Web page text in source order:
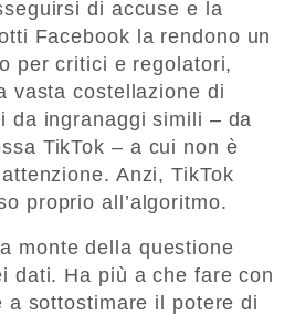
di accuse e la
Facebook la rendono un
per critici e regolatori,
vasta costellazione di
da ingranaggi simili – da
TikTok – a cui non è
Anzi, TikTok
proprio all’algoritmo.
monte della questione
dati. Ha più a che fare con
a sottostimare il potere di